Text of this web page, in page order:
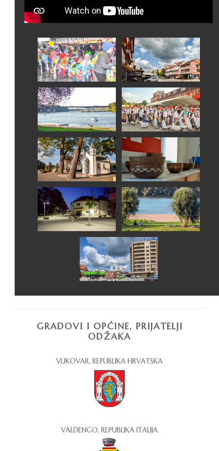
GRADOVI I OPĆINE, PRIJATELJI
ODŽAKA
VUKOVAR, REPUBLIKA HRVATSKA
VALDENGO, REPUBLIKA ITALIJA